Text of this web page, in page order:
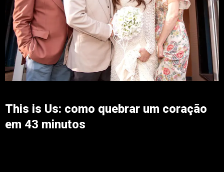
This is Us: como quebrar um coração
em 43 minutos